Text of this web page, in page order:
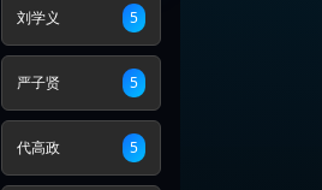
刘学义 5
严子贤 5
代高政 5